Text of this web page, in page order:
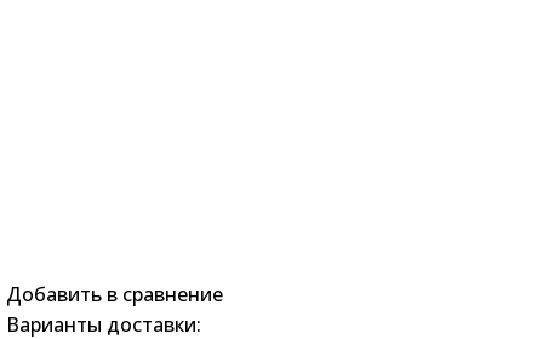
Добавить в сравнение
Варианты доставки: